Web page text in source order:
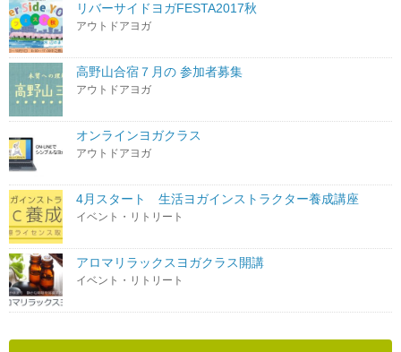
リバーサイドヨガFESTA2017秋
アウトドアヨガ
高野山合宿７月の 参加者募集
アウトドアヨガ
オンラインヨガクラス
アウトドアヨガ
4月スタート 生活ヨガインストラクター養成講座
イベント・リトリート
アロマリラックスヨガクラス開講
イベント・リトリート